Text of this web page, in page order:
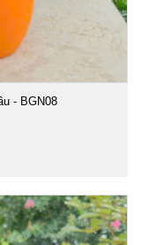
- BGN08